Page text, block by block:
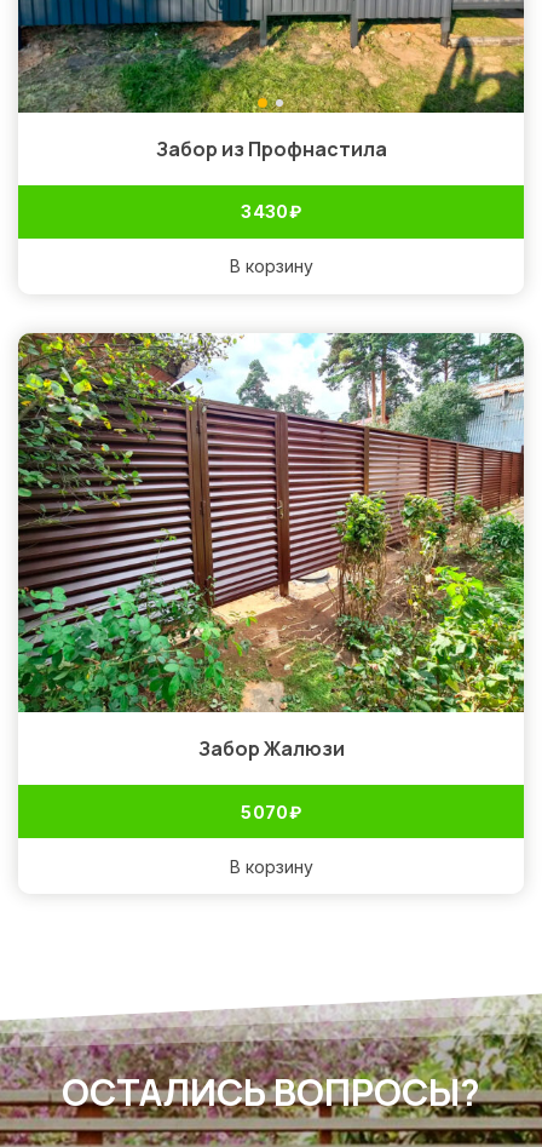
Забор из Профнастила
3 430₽
В корзину
Забор Жалюзи
5 070₽
В корзину
ОСТАЛИСЬ ВОПРОСЫ?